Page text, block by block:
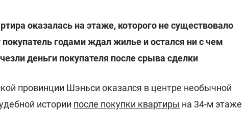
оказалась на этаже, которого не существовало
годами ждал жилье и остался ни с чем
деньги покупателя после срыва сделки
провинции Шэньси оказался в центре необычной
истории после покупки квартиры на 34-м этаже